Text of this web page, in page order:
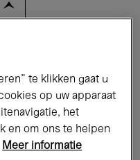
& Debatten
Global Music
te klikken gaat u
op uw apparaat
het
en om ons te helpen
Meer informatie